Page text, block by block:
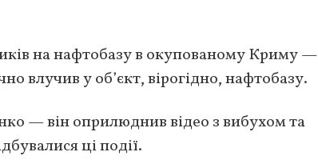
на нафтобазу в окупованому Криму —
влучив у об’єкт, вірогідно, нафтобазу.
— він оприлюднив відео з вибухом та
ці події.